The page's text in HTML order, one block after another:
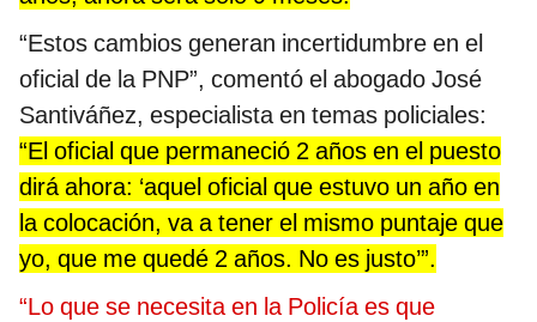
“Estos cambios generan incertidumbre en el
oficial de la PNP”, comentó el abogado José
Santiváñez, especialista en temas policiales:
“El oficial que permaneció 2 años en el puesto
dirá ahora: ‘aquel oficial que estuvo un año en
la colocación, va a tener el mismo puntaje que
yo, que me quedé 2 años. No es justo’”.
“Lo que se necesita en la Policía es que